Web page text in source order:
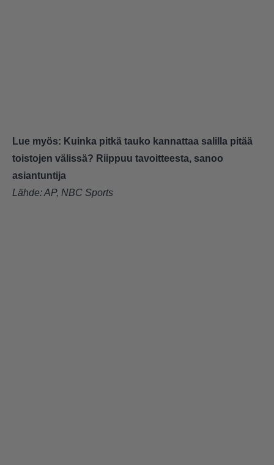
Lue myös: Kuinka pitkä tauko kannattaa salilla pitää
toistojen välissä? Riippuu tavoitteesta, sanoo
asiantuntija
Lähde:AP, NBC Sports